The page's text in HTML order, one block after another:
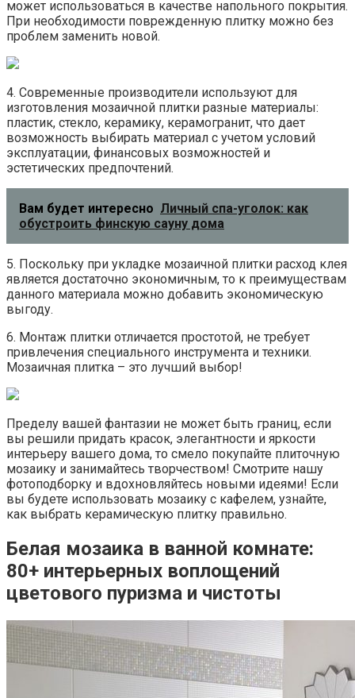
может использоваться в качестве напольного покрытия.
При необходимости поврежденную плитку можно без
проблем заменить новой.
4. Современные производители используют для
изготовления мозаичной плитки разные материалы:
пластик, стекло, керамику, керамогранит, что дает
возможность выбирать материал с учетом условий
эксплуатации, финансовых возможностей и
эстетических предпочтений.
Вам будет интересно Личный спа-уголок: как
обустроить финскую сауну дома
5. Поскольку при укладке мозаичной плитки расход клея
является достаточно экономичным, то к преимуществам
данного материала можно добавить экономическую
выгоду.
6. Монтаж плитки отличается простотой, не требует
привлечения специального инструмента и техники.
Мозаичная плитка – это лучший выбор!
Пределу вашей фантазии не может быть границ, если
вы решили придать красок, элегантности и яркости
интерьеру вашего дома, то смело покупайте плиточную
мозаику и занимайтесь творчеством! Смотрите нашу
фотоподборку и вдохновляйтесь новыми идеями! Если
вы будете использовать мозаику с кафелем, узнайте,
как выбрать керамическую плитку правильно.
Белая мозаика в ванной комнате:
80+ интерьерных воплощений
цветового пуризма и чистоты